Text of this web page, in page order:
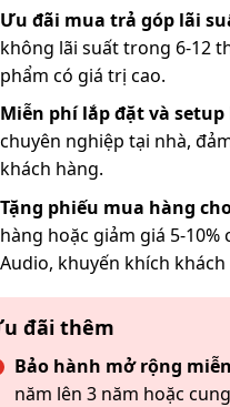
Ưu đãi mua trả góp lãi
không lãi suất trong 6-12
phẩm có giá trị cao.
Miễn phí lắp đặt và
chuyên nghiệp tại nhà,
khách hàng.
Tặng phiếu mua hàng
hàng hoặc giảm giá 5-
Audio, khuyến khích
đãi thêm
Bảo hành mở rộng
năm lên 3 năm hoặc